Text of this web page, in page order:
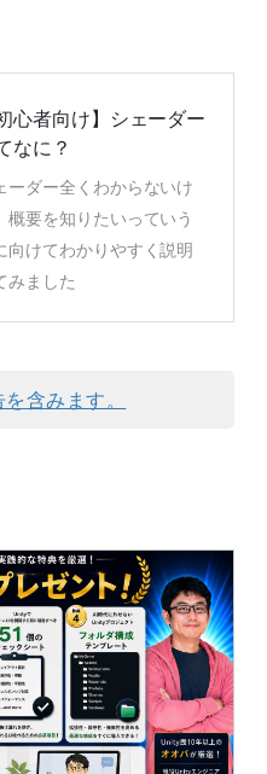
初心者向け】シェーダー
なに？
ーダー全くわからないけ
概要を知りたいっていう
向けてわかりやすく説明
みました
含みます。